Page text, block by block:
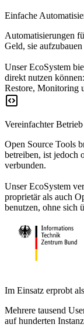
Einfache
Automatisierungen
Geld, sie
Unser EcoSystem
direkt nutzen
Restore, Monitoring
Vereinfachter
Open Source Tools
betreiben, ist jedoch
verbunden.
Unser EcoSystem
proprietär als auch
benutzen, ohne sich
Im Einsatz erprobt
Mehrere tausend
auf hunderten